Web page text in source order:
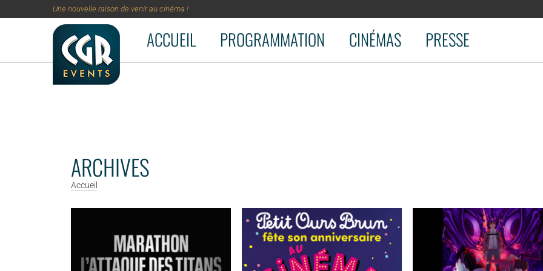
Aller au contenu principal
Une nouvelle raison de venir au cinéma !
ACCUEIL PROGRAMMATION CINÉMAS PRESSE
ARCHIVES
Accueil